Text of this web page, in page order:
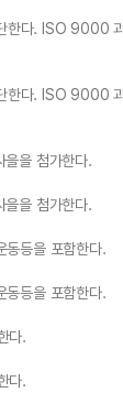
한다. ISO 9000
한다. ISO 9000
을 첨가한다.
을 첨가한다.
동등을 포함한다.
동등을 포함한다.
다.
다.